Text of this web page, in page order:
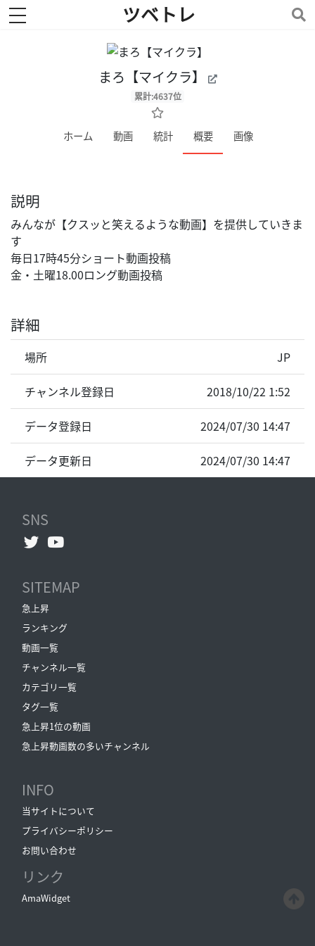
toggle navigation ツベトレ
まろ【マイクラ】
累計:4637位
ホーム 動画 統計 概要 画像
説明
みんなが【クスッと笑えるような動画】を提供していきま
す
毎日17時45分ショート動画投稿
金・土曜18.00ロング動画投稿
詳細
場所 JP
チャンネル登録日 2018/10/22 1:52
データ登録日 2024/07/30 14:47
データ更新日 2024/07/30 14:47
SNS
SITEMAP
急上昇
ランキング
動画一覧
チャンネル一覧
カテゴリ一覧
タグ一覧
急上昇1位の動画
急上昇動画数の多いチャンネル
INFO
当サイトについて
プライバシーポリシー
お問い合わせ
リンク
AmaWidget